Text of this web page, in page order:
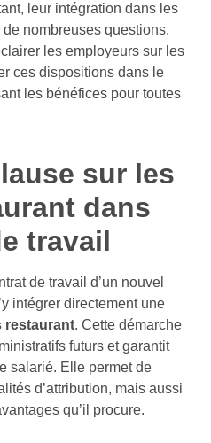
leur intégration dans les
nombreuses questions.
les employeurs sur les
ces dispositions dans le
les bénéfices pour toutes
sur les
dans
travail
de travail d’un nouvel
intégrer directement une
restaurant. Cette démarche
futurs et garantit
salarié. Elle permet de
d’attribution, mais aussi
qu’il procure.